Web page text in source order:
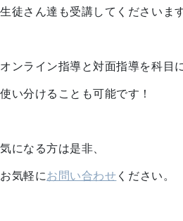
生徒さん達も受講してくださいます
オンライン指導と対面指導を科目
使い分けることも可能です！
気になる方は是非、
お気軽にお問い合わせ ください。